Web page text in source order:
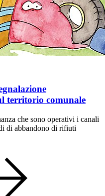
territorio comunale
che sono operativi i canali
di abbandono di rifiuti